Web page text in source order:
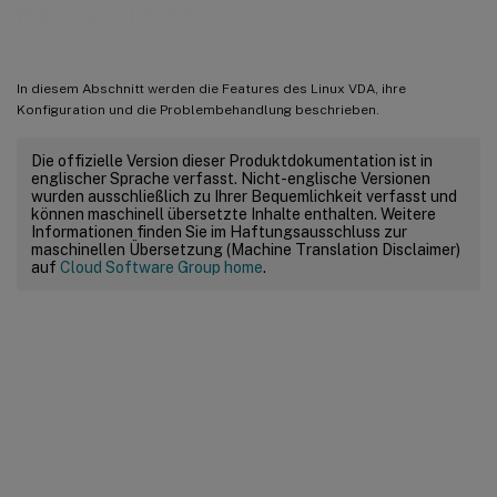
In diesem Abschnitt werden die Features des Linux VDA, ihre
Konfiguration und die Problembehandlung beschrieben.
Die offizielle Version dieser Produktdokumentation ist in
englischer Sprache verfasst. Nicht-englische Versionen
wurden ausschließlich zu Ihrer Bequemlichkeit verfasst und
können maschinell übersetzte Inhalte enthalten. Weitere
Informationen finden Sie im Haftungsausschluss zur
maschinellen Übersetzung (Machine Translation Disclaimer)
auf Cloud Software Group home.